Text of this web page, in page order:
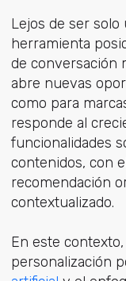
Lejos de ser solo
herramienta
de conversación
abre nuevas
como para
responde al
funcionalidades
contenidos, con
recomendación
contextualizado.
En este
personalización